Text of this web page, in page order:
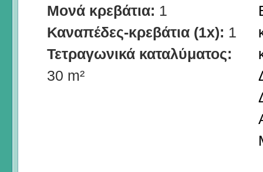
Μονά κρεβάτια: 1
Καναπέδες-κρεβάτια (1x): 1
Τετραγωνικά καταλύματος:
30 m²